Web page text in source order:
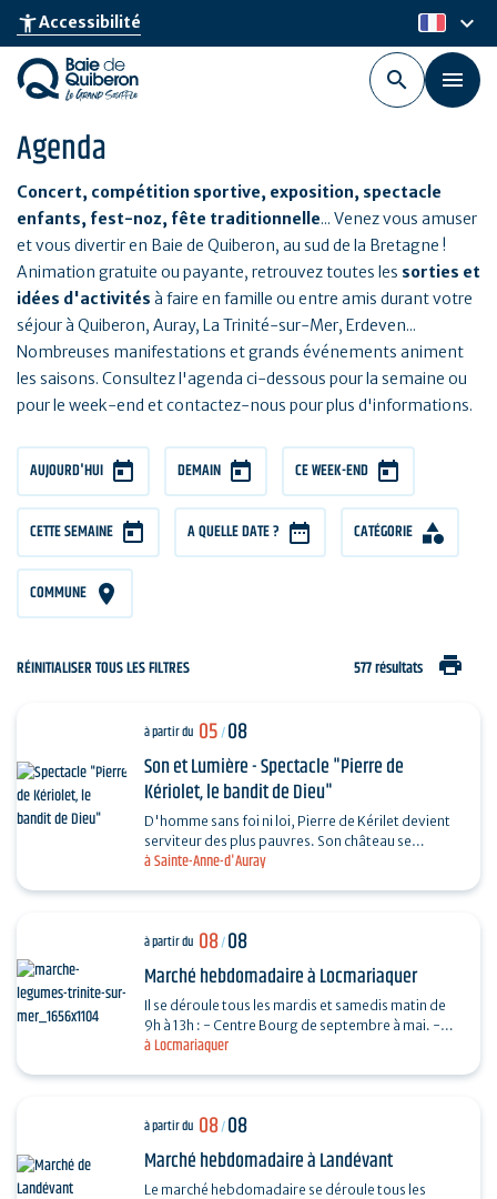
Aller
au
contenu
principal
accessibility_newAccessibilité fr
keyboard_arrow_down
Agenda
Concert, compétition sportive, exposition, spectacle
enfants, fest-noz, fête traditionnelle... Venez vous amuser
et vous divertir en Baie de Quiberon, au sud de la Bretagne !
Animation gratuite ou payante, retrouvez toutes les sorties et
idées d'activités à faire en famille ou entre amis durant votre
séjour à Quiberon, Auray, La Trinité-sur-Mer, Erdeven...
Nombreuses manifestations et grands événements animent
les saisons. Consultez l'agenda ci-dessous pour la semaine ou
pour le week-end et contactez-nous pour plus d'informations.
AUJOURD'HUI DEMAIN CE WEEK-END
CETTE SEMAINE A QUELLE DATE ? CATÉGORIE
COMMUNE
RÉINITIALISER TOUS LES FILTRES 577 résultats print
à Sainte-Anne-d'Auray
à partir du 05/08
Son et Lumière - Spectacle "Pierre de
Kériolet, le bandit de Dieu"
D'homme sans foi ni loi, Pierre de Kérilet devient
serviteur des plus pauvres. Son château se
transforme en refuge, sa vie en offrande.
à Locmariaquer
à partir du 08/08
Marché hebdomadaire à Locmariaquer
Il se déroule tous les mardis et samedis matin de
9h à 13h : - Centre Bourg de septembre à mai. -
Place De Gaulle de juin à août.
à partir du 08/08
Marché hebdomadaire à Landévant
Le marché hebdomadaire se déroule tous les